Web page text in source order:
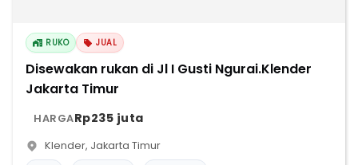
RUKO JUAL
Disewakan rukan di Jl I Gusti Ngurai.Klender
Jakarta Timur
HARGARp235 juta
Klender, Jakarta Timur